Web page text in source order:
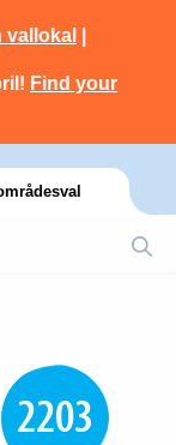
vallokal
Find your
2203